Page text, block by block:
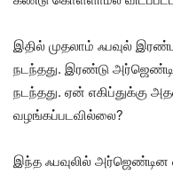
இதில் முதலாம் ஃபவுல்
நடந்தது. இரண்டு
நடந்தது. ஏன் எகிப்துக்கு
வழங்கப்படவில்லை?
இந்த ஃபவுலில் அர்ஜெண்டின